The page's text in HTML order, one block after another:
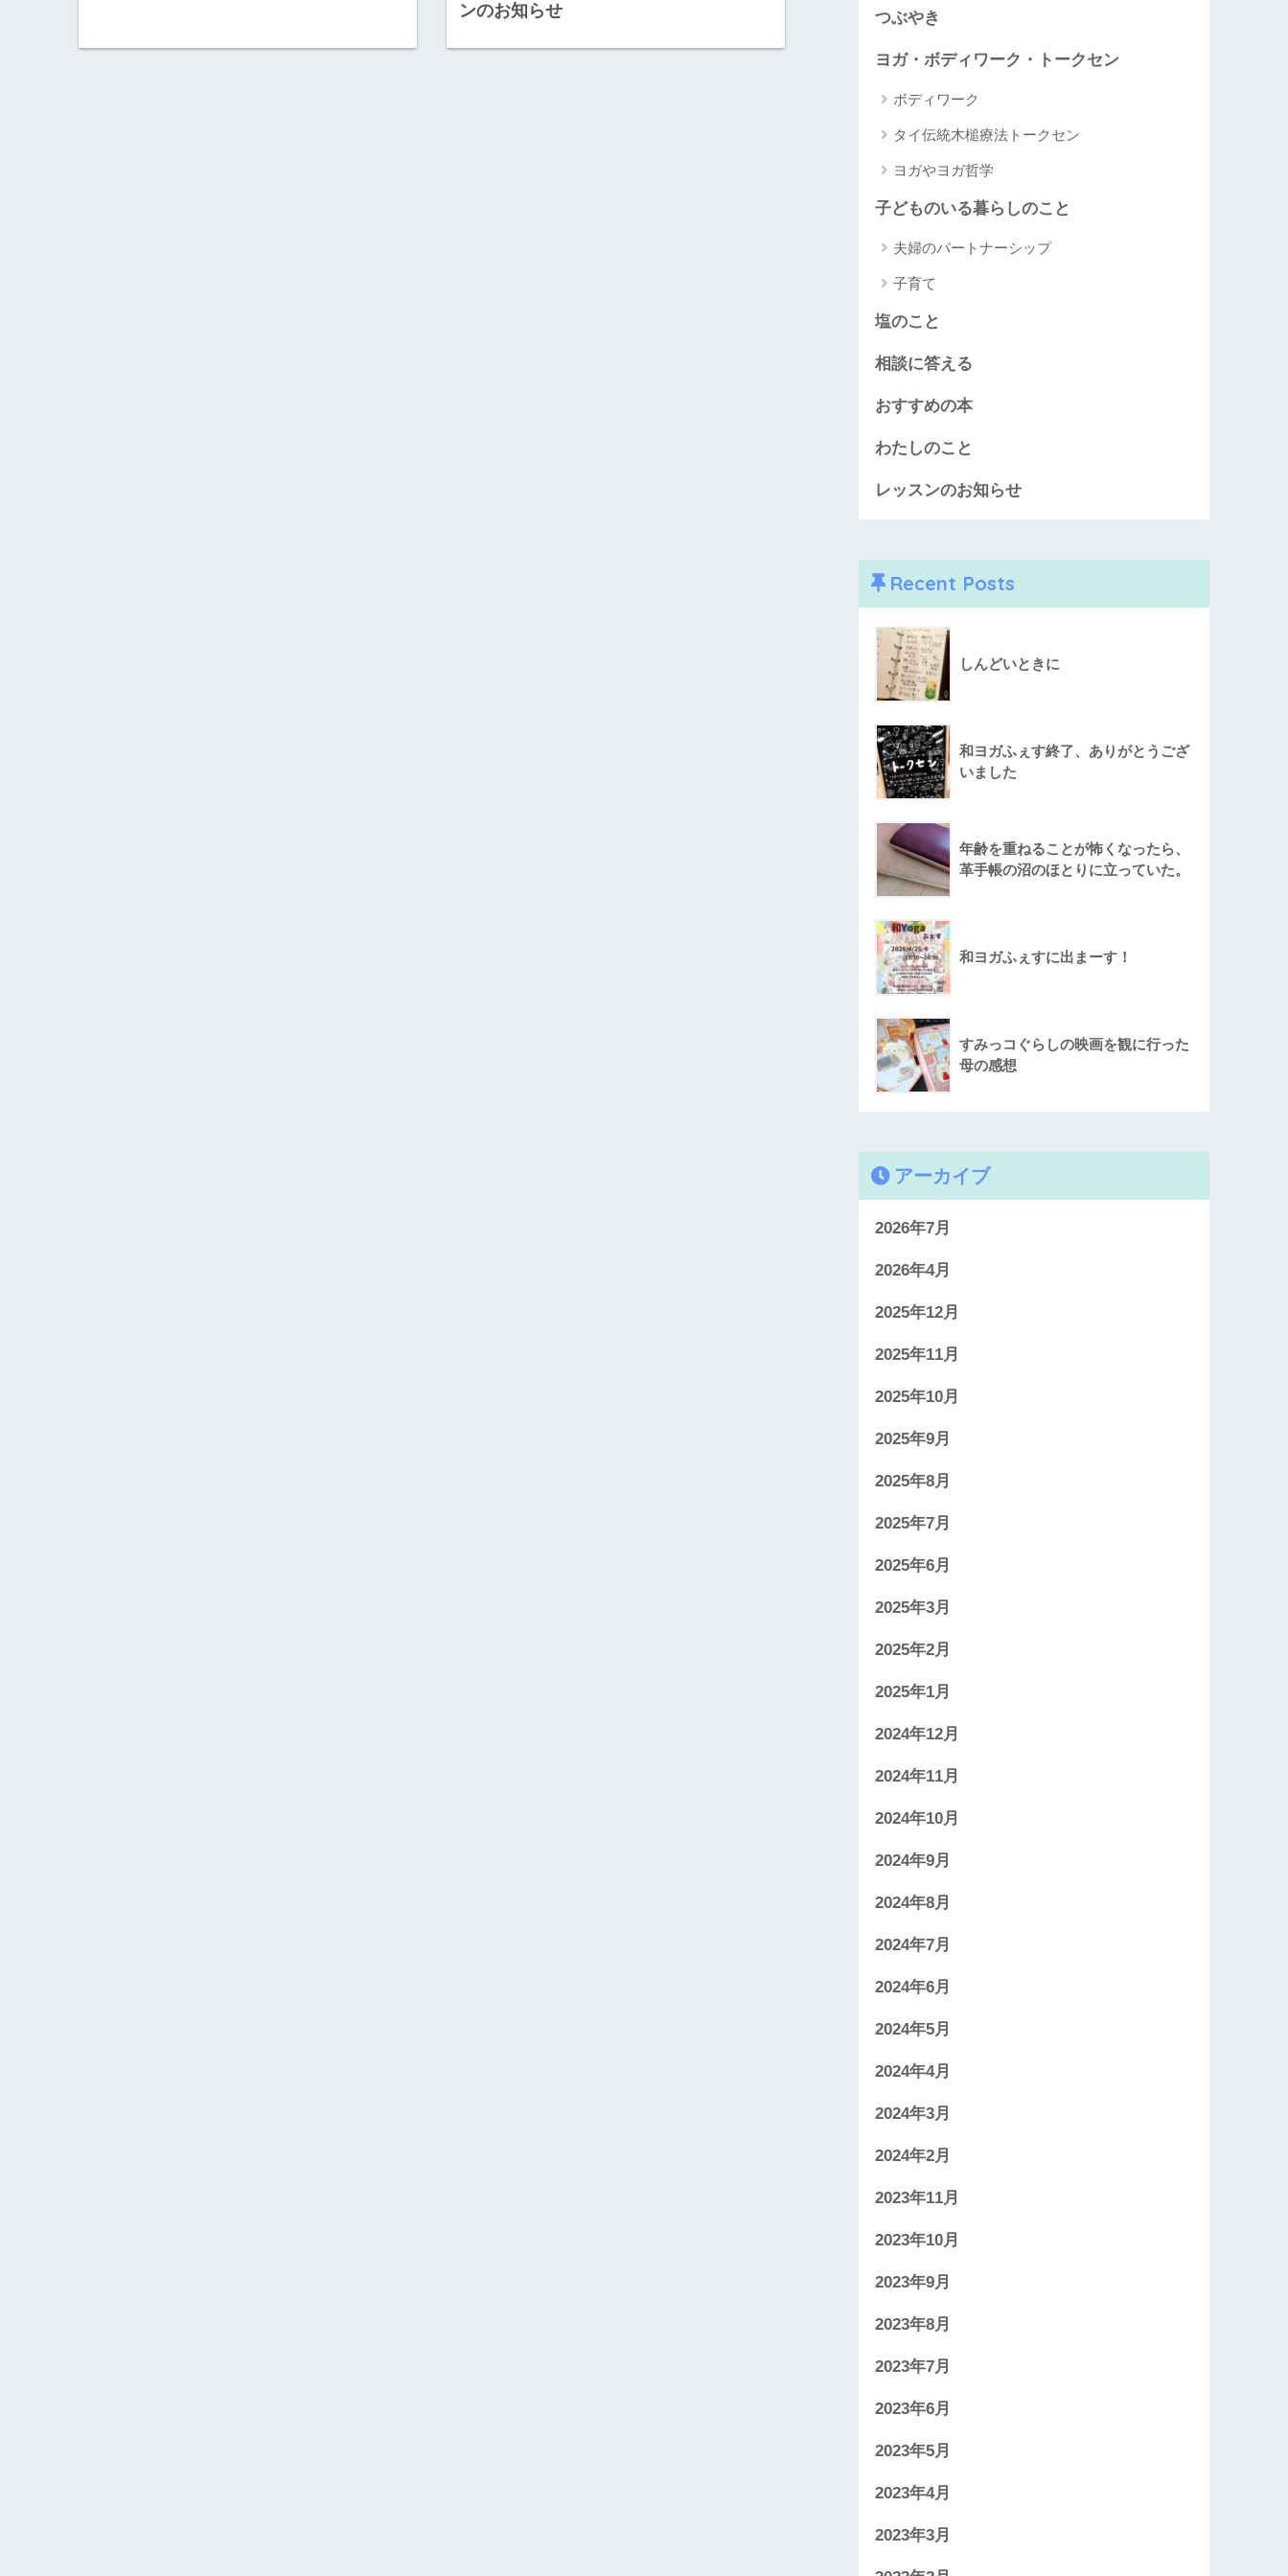
ンのお知らせ つぶやき
ヨガ・ボディワーク・トークセン
ボディワーク
タイ伝統木槌療法トークセン
ヨガやヨガ哲学
子どものいる暮らしのこと
夫婦のパートナーシップ
子育て
塩のこと
相談に答える
おすすめの本
わたしのこと
レッスンのお知らせ
Recent Posts
しんどいときに
和ヨガふぇす終了、ありがとうござ
いました
年齢を重ねることが怖くなったら、
革手帳の沼のほとりに立っていた。
和ヨガふぇすに出まーす！
すみっコぐらしの映画を観に行った
母の感想
アーカイブ
2026年7月
2026年4月
2025年12月
2025年11月
2025年10月
2025年9月
2025年8月
2025年7月
2025年6月
2025年3月
2025年2月
2025年1月
2024年12月
2024年11月
2024年10月
2024年9月
2024年8月
2024年7月
2024年6月
2024年5月
2024年4月
2024年3月
2024年2月
2023年11月
2023年10月
2023年9月
2023年8月
2023年7月
2023年6月
2023年5月
2023年4月
2023年3月